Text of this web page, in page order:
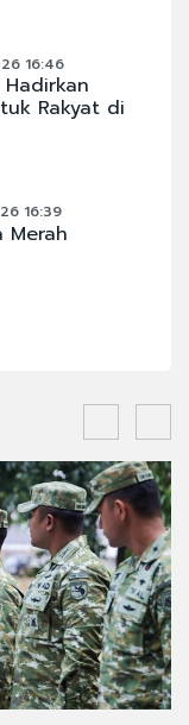
16:46
Rakyat di
16:39
Merah